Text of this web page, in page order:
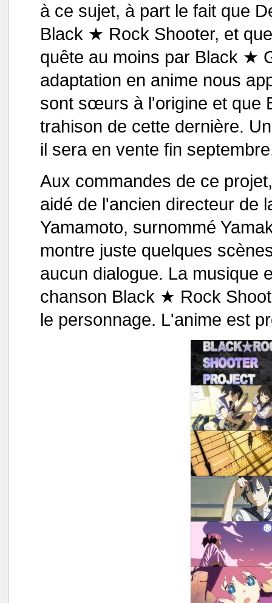
à ce sujet, à part le fait que
Black ★ Rock Shooter, et
quête au moins par Black ★
adaptation en anime nous
sont sœurs à l'origine et que
trahison de cette dernière.
il sera en vente fin
Aux commandes de ce
aidé de l'ancien directeur de
Yamamoto, surnommé
montre juste quelques
aucun dialogue. La musique
chanson Black ★ Rock
le personnage. L'anime est